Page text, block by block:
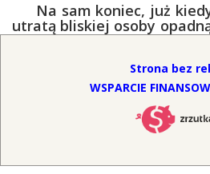
Na sam koniec, już
utratą bliskiej osoby
się nad pomnikiem,
formą upiększenia
bliskiej osoby. Nasz
zakładów kamieniarskich.
Strona bez
WSPARCIE